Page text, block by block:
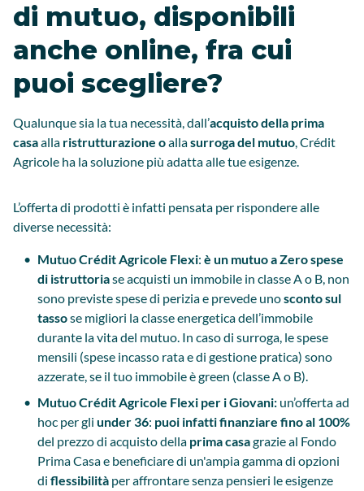
di mutuo, disponibili
anche online, fra cui
puoi scegliere?
Qualunque sia la tua necessità, dall’acquisto della prima
casaalla ristrutturazione oallasurroga del mutuo, Crédit
Agricole ha la soluzione più adatta alle tue esigenze.
L’offerta di prodotti è infatti pensata per rispondere alle
diverse necessità:
Mutuo Crédit Agricole Flexi: è un mutuo a Zero spese
di istruttoriase acquisti un immobile in classe A o B, non
sono previste spese di perizia e prevede unosconto sul
tassose migliori la classe energetica dell’immobile
durante la vita del mutuo. In caso di surroga, le spese
mensili (spese incasso rata e di gestione pratica) sono
azzerate, se il tuo immobile è green (classe A o B).
Mutuo Crédit Agricole Flexi per i Giovani: un’offerta ad
hoc per gli under 36: puoi infatti finanziare fino al 100%
del prezzo di acquisto della prima casagrazie al Fondo
Prima Casa e beneficiare di un'ampia gamma di opzioni
di flessibilità per affrontare senza pensieri le esigenze